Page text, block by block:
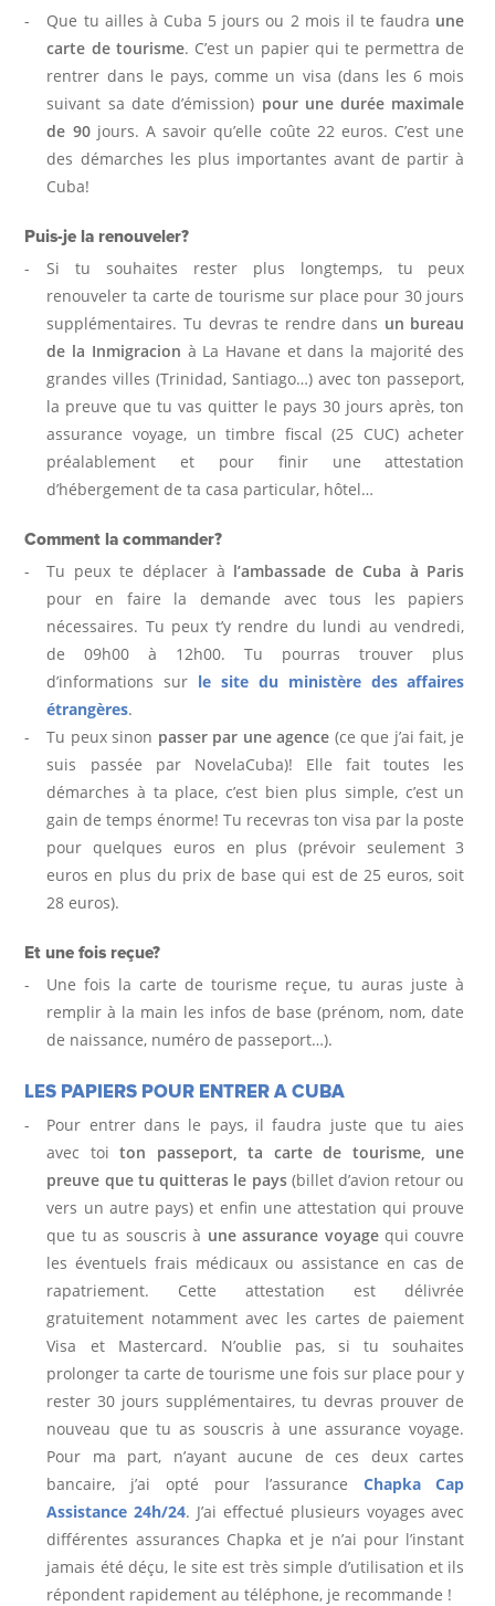
Que tu ailles à Cuba 5 jours ou 2 mois il te faudra une
carte de tourisme. C’est un papier qui te permettra de
rentrer dans le pays, comme un visa (dans les 6 mois
suivant sa date d’émission) pour une durée maximale
de 90jours. A savoir qu’elle coûte 22 euros. C’est une
des démarches les plus importantes avant de partir à
Cuba!
Puis-je la renouveler?
Si tu souhaites rester plus longtemps, tu peux
renouveler ta carte de tourisme sur place pour 30 jours
supplémentaires. Tu devras te rendre dans un bureau
de la Inmigracion à La Havane et dans la majorité des
grandes villes (Trinidad, Santiago…) avec ton passeport,
la preuve que tu vas quitter le pays 30 jours après, ton
assurance voyage, un timbre fiscal (25 CUC) acheter
préalablement et pour finir une attestation
d’hébergement de ta casa particular, hôtel…
Comment la commander?
Tu peux te déplacer à l’ambassade de Cuba à Paris
pour en faire la demande avec tous les papiers
nécessaires. Tu peux t’y rendre du lundi au vendredi,
de 09h00 à 12h00. Tu pourras trouver plus
d’informations sur le site du ministère des affaires
étrangères.
Tu peux sinon passer par une agence (ce que j’ai fait, je
suis passée par NovelaCuba)! Elle fait toutes les
démarches à ta place, c’est bien plus simple, c’est un
gain de temps énorme! Tu recevras ton visa par la poste
pour quelques euros en plus (prévoir seulement 3
euros en plus du prix de base qui est de 25 euros, soit
28 euros).
Et une fois reçue?
Une fois la carte de tourisme reçue, tu auras juste à
remplir à la main les infos de base (prénom, nom, date
de naissance, numéro de passeport…).
LES PAPIERS POUR ENTRER A CUBA
Pour entrer dans le pays, il faudra juste que tu aies
avec toiton passeport, ta carte de tourisme, une
preuve que tu quitteras le pays(billet d’avion retour ou
vers un autre pays) et enfin une attestation qui prouve
que tu as souscris à une assurance voyagequi couvre
les éventuels frais médicaux ou assistance en cas de
rapatriement. Cette attestation est délivrée
gratuitement notamment avec les cartes de paiement
Visa et Mastercard. N’oublie pas, si tu souhaites
prolonger ta carte de tourisme une fois sur place pour y
rester 30 jours supplémentaires, tu devras prouver de
nouveau que tu as souscris à une assurance voyage.
Pour ma part, n’ayant aucune de ces deux cartes
bancaire, j’ai opté pour l’assurance Chapka Cap
Assistance 24h/24. J’ai effectué plusieurs voyages avec
différentes assurances Chapka et je n’ai pour l’instant
jamais été déçu, le site est très simple d’utilisation et ils
répondent rapidement au téléphone, je recommande !